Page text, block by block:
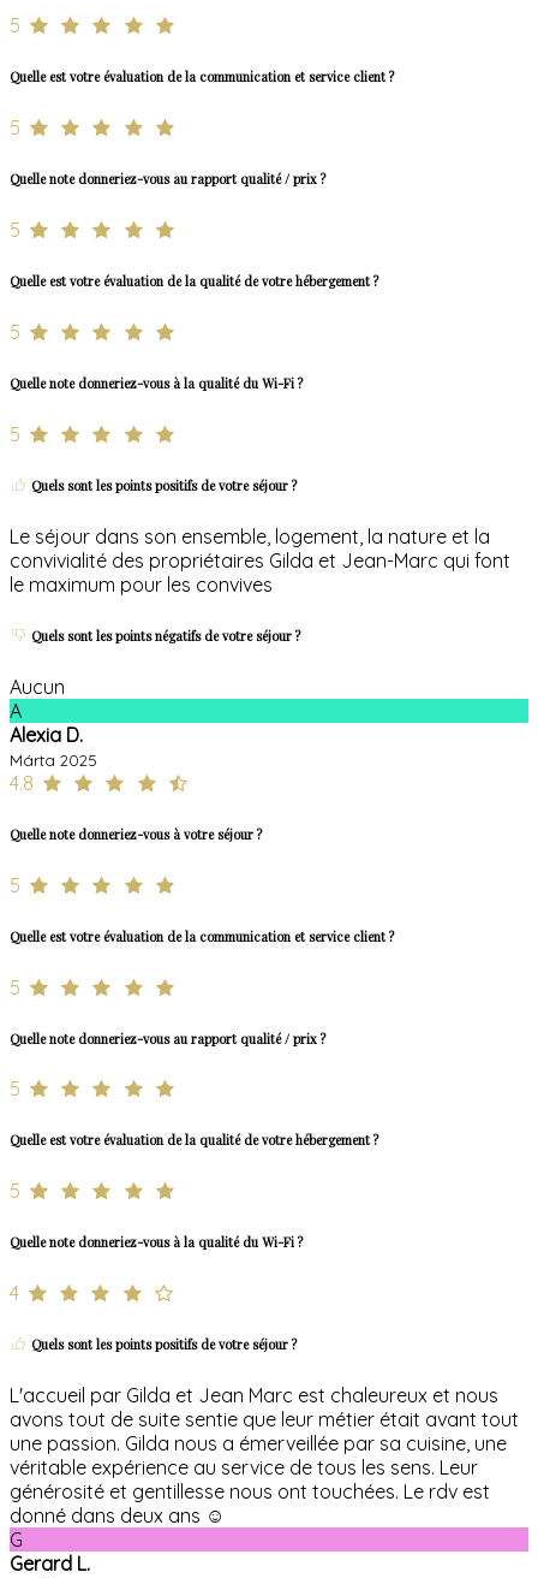
5
Quelle est votre évaluation de la communication et service client ?
5
Quelle note donneriez-vous au rapport qualité / prix ?
5
Quelle est votre évaluation de la qualité de votre hébergement ?
5
Quelle note donneriez-vous à la qualité du Wi-Fi ?
5
Quels sont les points positifs de votre séjour ?
Le séjour dans son ensemble, logement, la nature et la
convivialité des propriétaires Gilda et Jean-Marc qui font
le maximum pour les convives
Quels sont les points négatifs de votre séjour ?
Aucun
A
Alexia D.
Márta 2025
4.8
Quelle note donneriez-vous à votre séjour ?
5
Quelle est votre évaluation de la communication et service client ?
5
Quelle note donneriez-vous au rapport qualité / prix ?
5
Quelle est votre évaluation de la qualité de votre hébergement ?
5
Quelle note donneriez-vous à la qualité du Wi-Fi ?
4
Quels sont les points positifs de votre séjour ?
L'accueil par Gilda et Jean Marc est chaleureux et nous
avons tout de suite sentie que leur métier était avant tout
une passion. Gilda nous a émerveillée par sa cuisine, une
véritable expérience au service de tous les sens. Leur
générosité et gentillesse nous ont touchées. Le rdv est
donné dans deux ans ☺️
G
Gerard L.